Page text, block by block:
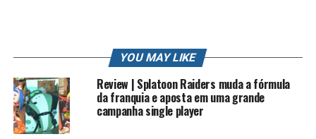
Twitter: /robertocarlosfj
Insta: /robertocarlosfj
Page do Face: /rkplayss
Grupo do Face: /gamers brasil
Lives na Twitch e Facebook: /rkplay
YOU MAY LIKE
Review | Splatoon Raiders muda a fórmula
da franquia e aposta em uma grande
campanha single player